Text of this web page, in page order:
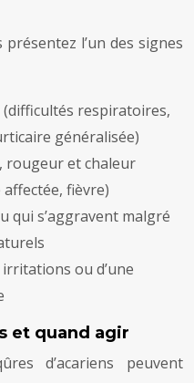
l’un des signes
respiratoires,
généralisée)
rougeur et chaleur
fièvre)
qui s’aggravent malgré
ou d’une
et quand agir
d’acariens peuvent